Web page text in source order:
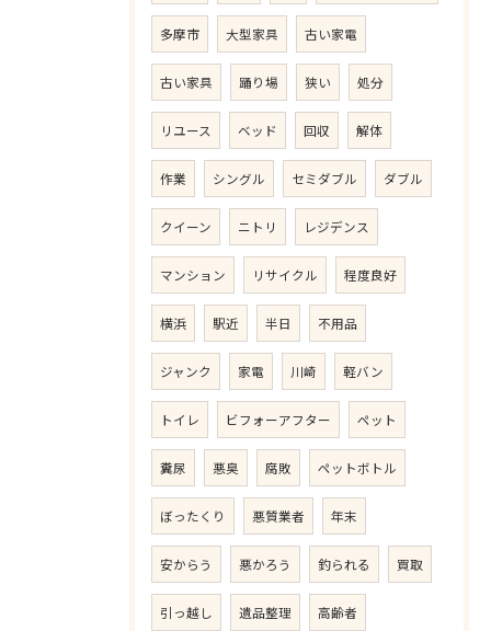
多摩市 大型家具 古い家電
古い家具 踊り場 狭い 処分
リユース ベッド 回収 解体
作業 シングル セミダブル ダブル
クイーン ニトリ レジデンス
マンション リサイクル 程度良好
横浜 駅近 半日 不用品
ジャンク 家電 川崎 軽バン
トイレ ビフォーアフター ペット
糞尿 悪臭 腐敗 ペットボトル
ぼったくり 悪質業者 年末
安からう 悪かろう 釣られる 買取
引っ越し 遺品整理 高齢者